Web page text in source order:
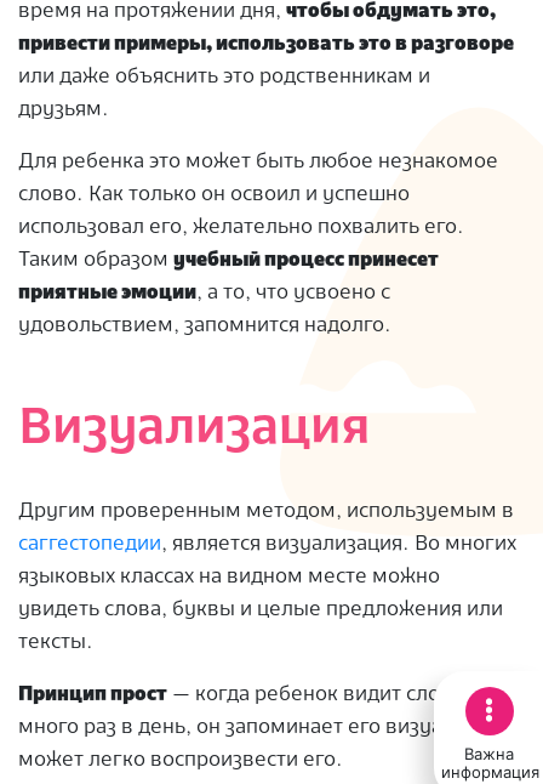
Важна
информация
время на протяжении дня, чтобы обдумать это,
привести примеры, использовать это в разговоре
или даже объяснить это родственникам и
друзьям.
Для ребенка это может быть любое незнакомое
слово. Как только он освоил и успешно
использовал его, желательно похвалить его.
Таким образом учебный процесс принесет
приятные эмоции, а то, что усвоено с
удовольствием, запомнится надолго.
Визуализация
Другим проверенным методом, используемым в
саггестопедии, является визуализация. Во многих
языковых классах на видном месте можно
увидеть слова, буквы и целые предложения или
тексты.
Принцип прост — когда ребенок видит слово
много раз в день, он запоминает его визуально и
может легко воспроизвести его.